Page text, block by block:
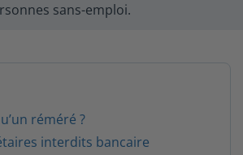
sans-emploi.
réméré ?
interdits bancaire